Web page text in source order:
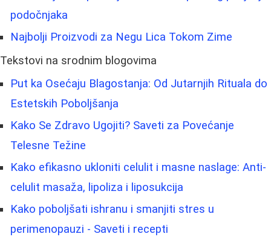
podočnjaka
Najbolji Proizvodi za Negu Lica Tokom Zime
Tekstovi na srodnim blogovima
Put ka Osećaju Blagostanja: Od Jutarnjih Rituala do
Estetskih Poboljšanja
Kako Se Zdravo Ugojiti? Saveti za Povećanje
Telesne Težine
Kako efikasno ukloniti celulit i masne naslage: Anti-
celulit masaža, lipoliza i liposukcija
Kako poboljšati ishranu i smanjiti stres u
perimenopauzi - Saveti i recepti